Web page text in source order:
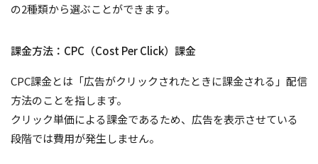
の2種類から選ぶことができます。
課金方法：CPC（Cost Per Click）課金
CPC課金とは「広告がクリックされたときに課金される」配信
方法のことを指します。
クリック単価による課金であるため、広告を表示させている
段階では費用が発生しません。